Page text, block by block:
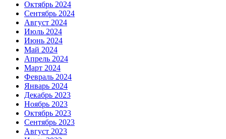
Октябрь 2024
Сентябрь 2024
Август 2024
Июль 2024
Июнь 2024
Май 2024
Апрель 2024
Март 2024
Февраль 2024
Январь 2024
Декабрь 2023
Ноябрь 2023
Октябрь 2023
Сентябрь 2023
Август 2023